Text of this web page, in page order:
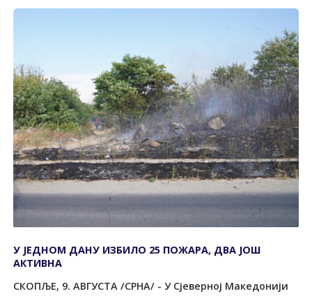
У ЈЕДНОМ ДАНУ ИЗБИЛО 25 ПОЖАРА, ДВА ЈОШ
АКТИВНА
СКОПЉЕ, 9. АВГУСТА /СРНА/ - У Сјеверној Македонији